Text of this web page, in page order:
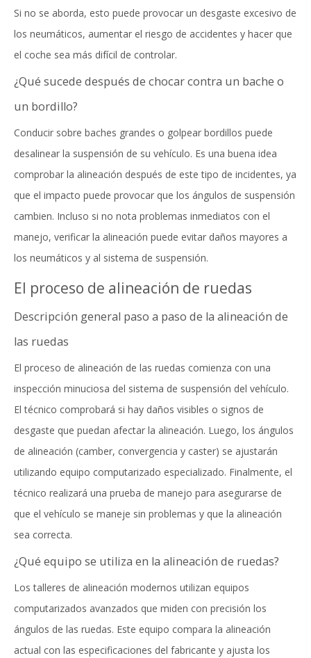
Si no se aborda, esto puede provocar un desgaste excesivo de
los neumáticos, aumentar el riesgo de accidentes y hacer que
el coche sea más difícil de controlar.
¿Qué sucede después de chocar contra un bache o
un bordillo?
Conducir sobre baches grandes o golpear bordillos puede
desalinear la suspensión de su vehículo. Es una buena idea
comprobar la alineación después de este tipo de incidentes, ya
que el impacto puede provocar que los ángulos de suspensión
cambien. Incluso si no nota problemas inmediatos con el
manejo, verificar la alineación puede evitar daños mayores a
los neumáticos y al sistema de suspensión.
El proceso de alineación de ruedas
Descripción general paso a paso de la alineación de
las ruedas
El proceso de alineación de las ruedas comienza con una
inspección minuciosa del sistema de suspensión del vehículo.
El técnico comprobará si hay daños visibles o signos de
desgaste que puedan afectar la alineación. Luego, los ángulos
de alineación (camber, convergencia y caster) se ajustarán
utilizando equipo computarizado especializado. Finalmente, el
técnico realizará una prueba de manejo para asegurarse de
que el vehículo se maneje sin problemas y que la alineación
sea correcta.
¿Qué equipo se utiliza en la alineación de ruedas?
Los talleres de alineación modernos utilizan equipos
computarizados avanzados que miden con precisión los
ángulos de las ruedas. Este equipo compara la alineación
actual con las especificaciones del fabricante y ajusta los